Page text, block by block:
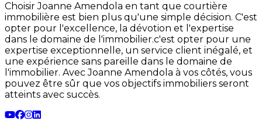
Choisir Joanne Amendola en tant que courtière
immobilière est bien plus qu'une simple décision. C'est
opter pour l'excellence, la dévotion et l'expertise
dans le domaine de l'immobilier.c'est opter pour une
expertise exceptionnelle, un service client inégalé, et
une expérience sans pareille dans le domaine de
l'immobilier. Avec Joanne Amendola à vos côtés, vous
pouvez être sûr que vos objectifs immobiliers seront
atteints avec succès.